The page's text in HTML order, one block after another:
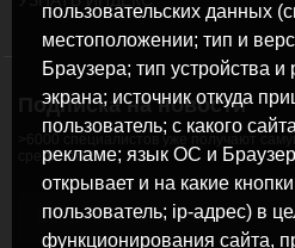
Подписка на новости
>6000 специалистов уже получают
среди них?
пользовательских данных
местоположении; тип и
Браузера; тип устройства
экрана; источник откуда
пользователь; с какого
рекламе; язык ОС и
открывает и на какие
пользователь; ip-адрес) в
функционирования сайта,